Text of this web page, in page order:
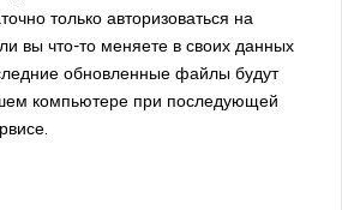
только авторизоваться на
вы что-то меняете в своих данных
обновленные файлы будут
компьютере при последующей